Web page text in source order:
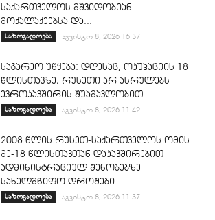
საქართველოს მშვიდობიან
მოქალაქეებსა და...
საზოგადოება აგვისტო 8, 2026 16:37
საგარეო უწყება: დღესაც, ოკუპაციის 18
წლისთავზე, რუსეთი არ ასრულებს
ევროკავშირის შუამავლობით...
საზოგადოება აგვისტო 8, 2026 11:42
2008 წლის რუსეთ-საქართველოს ომის
მე-18 წლისთავთან დაკავშირებით
ადმინისტრაციულ შენობებზე
სახელმწიფო დროშები...
საზოგადოება აგვისტო 8, 2026 11:37